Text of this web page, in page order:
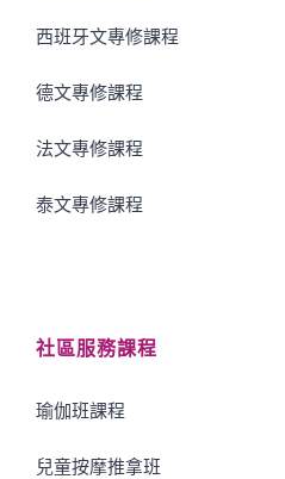
西班牙文專修課程
德文專修課程
法文專修課程
泰文專修課程
社區服務課程
瑜伽班課程
兒童按摩推拿班